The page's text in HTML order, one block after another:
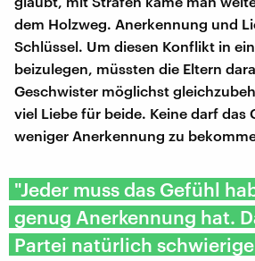
dem Holzweg. Anerkennung und
Schlüssel. Um diesen Konflikt in
beizulegen, müssten die Eltern
Geschwister möglichst
viel Liebe für beide. Keine darf das
weniger Anerkennung zu
"Jeder muss das Gefühl
genug Anerkennung hat.
Partei natürlich